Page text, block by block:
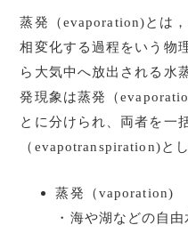
蒸発（evaporation)とは
相変化する過程をいう物
ら大気中へ放出される水
発現象は蒸発（
とに分けられ、両者を一
（evapotranspiration)と
蒸発（vaporation)
・海や湖などの自